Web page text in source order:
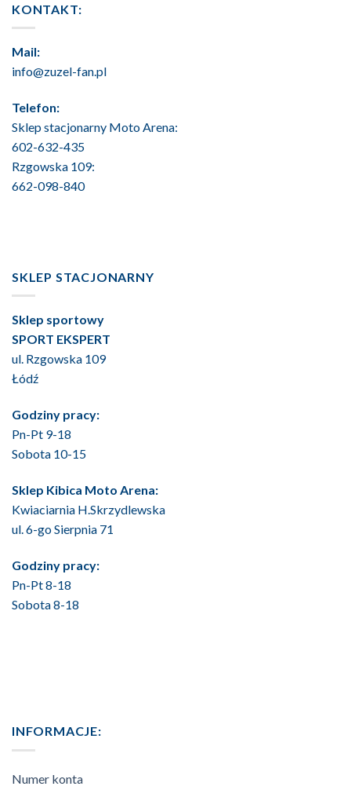
KONTAKT:
Mail:
info@zuzel-fan.pl
Telefon:
Sklep stacjonarny Moto Arena:
602-632-435
Rzgowska 109:
662-098-840
SKLEP STACJONARNY
Sklep sportowy
SPORT EKSPERT
ul. Rzgowska 109
Łódź
Godziny pracy:
Pn-Pt 9-18
Sobota 10-15
Sklep Kibica Moto Arena:
Kwiaciarnia H.Skrzydlewska
ul. 6-go Sierpnia 71
Godziny pracy:
Pn-Pt 8-18
Sobota 8-18
INFORMACJE:
Numer konta